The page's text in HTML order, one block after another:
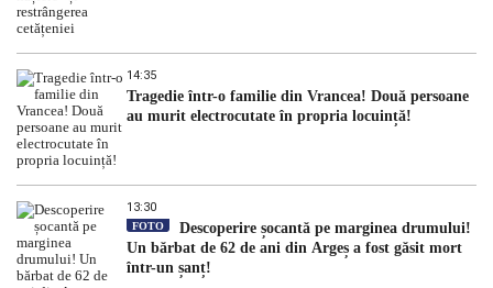
14:35
Tragedie într-o familie din Vrancea! Două persoane
au murit electrocutate în propria locuință!
13:30
FOTO
Descoperire șocantă pe marginea drumului!
Un bărbat de 62 de ani din Argeș a fost găsit mort
într-un șanț!